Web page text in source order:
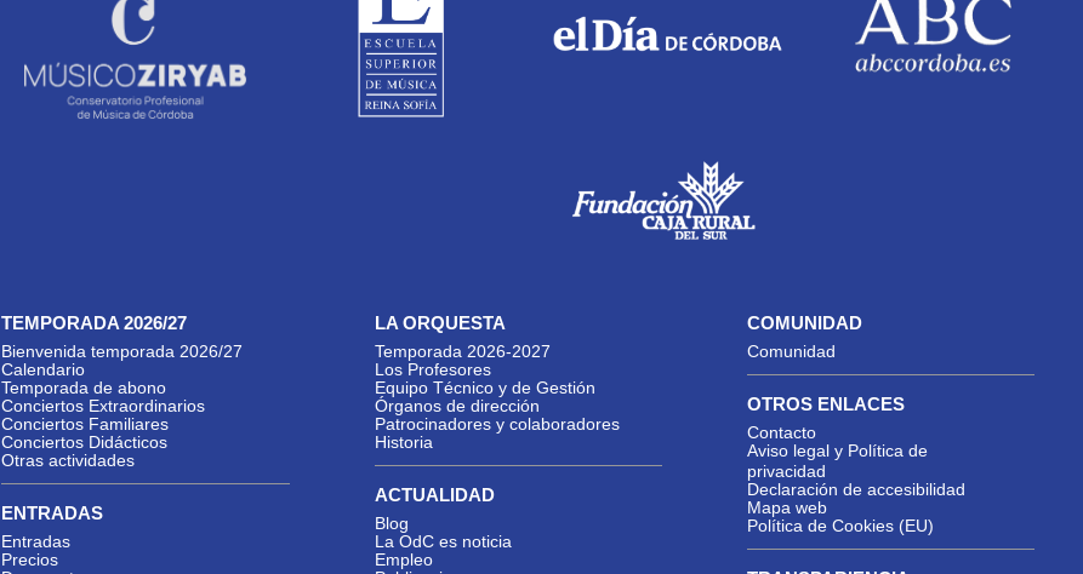
TEMPORADA 2026/27
Bienvenida temporada 2026/27
Calendario
Temporada de abono
Conciertos Extraordinarios
Conciertos Familiares
Conciertos Didácticos
Otras actividades
ENTRADAS
Entradas
Precios
LA ORQUESTA
Temporada 2026-2027
Los Profesores
Equipo Técnico y de Gestión
Órganos de dirección
Patrocinadores y colaboradores
Historia
ACTUALIDAD
Blog
La OdC es noticia
Empleo
COMUNIDAD
Comunidad
OTROS ENLACES
Contacto
Aviso legal y Política de
privacidad
Declaración de accesibilidad
Mapa web
Política de Cookies (EU)